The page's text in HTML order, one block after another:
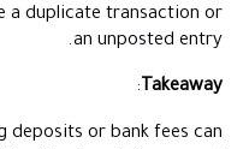
a duplicate transaction or
an unposted entry.
Takeaway
:
deposits or bank fees can